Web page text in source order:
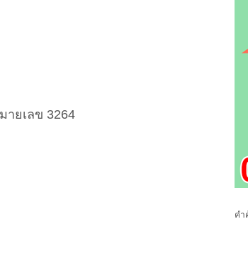
ยเลข 3264
คำ